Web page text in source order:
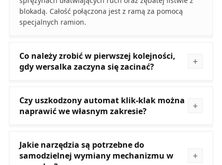
blokadą. Całość połączona jest z ramą za pomocą
specjalnych ramion.
Co należy zrobić w pierwszej kolejności,
gdy wersalka zaczyna się zacinać?
Czy uszkodzony automat klik-klak można
naprawić we własnym zakresie?
Jakie narzędzia są potrzebne do
samodzielnej wymiany mechanizmu w